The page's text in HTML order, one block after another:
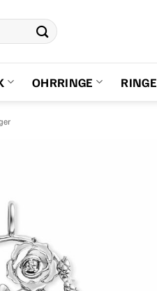
OHRRINGE RINGE